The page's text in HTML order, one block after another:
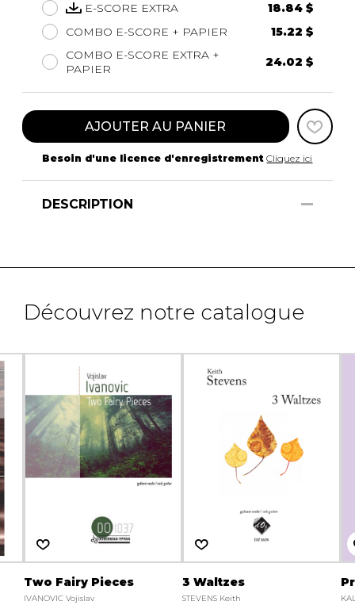
E-SCORE EXTRA
18.84 $
COMBO E-SCORE + PAPIER
15.22 $
COMBO E-SCORE EXTRA +
PAPIER
24.02 $
AJOUTER AU PANIER
Besoin d'une licence d'enregistrement Cliquez ici
DESCRIPTION
Découvrez notre catalogue
Two Fairy Pieces
IVANOVIC Vojislav
3 Waltzes
STEVENS Keith